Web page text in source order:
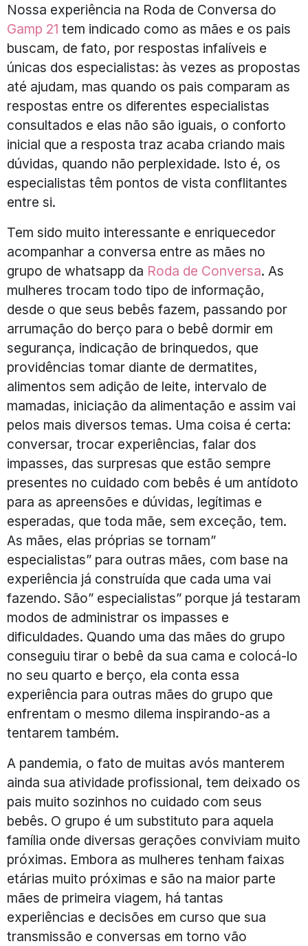
Nossa experiência na Roda de Conversa do
Gamp 21 tem indicado como as mães e os pais
buscam, de fato, por respostas infalíveis e
únicas dos especialistas: às vezes as propostas
até ajudam, mas quando os pais comparam as
respostas entre os diferentes especialistas
consultados e elas não são iguais, o conforto
inicial que a resposta traz acaba criando mais
dúvidas, quando não perplexidade. Isto é, os
especialistas têm pontos de vista conflitantes
entre si.
Tem sido muito interessante e enriquecedor
acompanhar a conversa entre as mães no
grupo de whatsapp da Roda de Conversa. As
mulheres trocam todo tipo de informação,
desde o que seus bebês fazem, passando por
arrumação do berço para o bebê dormir em
segurança, indicação de brinquedos, que
providências tomar diante de dermatites,
alimentos sem adição de leite, intervalo de
mamadas, iniciação da alimentação e assim vai
pelos mais diversos temas. Uma coisa é certa:
conversar, trocar experiências, falar dos
impasses, das surpresas que estão sempre
presentes no cuidado com bebês é um antídoto
para as apreensões e dúvidas, legítimas e
esperadas, que toda mãe, sem exceção, tem.
As mães, elas próprias se tornam”
especialistas” para outras mães, com base na
experiência já construída que cada uma vai
fazendo. São” especialistas” porque já testaram
modos de administrar os impasses e
dificuldades. Quando uma das mães do grupo
conseguiu tirar o bebê da sua cama e colocá-lo
no seu quarto e berço, ela conta essa
experiência para outras mães do grupo que
enfrentam o mesmo dilema inspirando-as a
tentarem também.
A pandemia, o fato de muitas avós manterem
ainda sua atividade profissional, tem deixado os
pais muito sozinhos no cuidado com seus
bebês. O grupo é um substituto para aquela
família onde diversas gerações conviviam muito
próximas. Embora as mulheres tenham faixas
etárias muito próximas e são na maior parte
mães de primeira viagem, há tantas
experiências e decisões em curso que sua
transmissão e conversas em torno vão